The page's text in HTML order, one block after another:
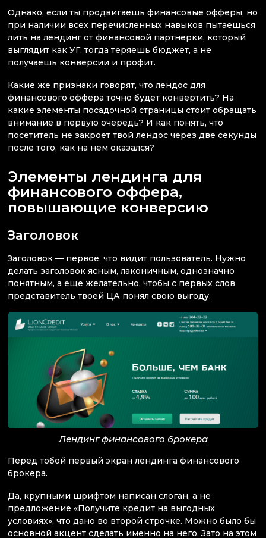
Однако, если ты продвигаешь финансовые офферы, но
при наличии всех перечисленных навыков пытаешься
лить на лендинг от финансовой партнерки, который
выглядит как УГ, тогда теряешь бюджет, а не
получаешь конверсии и профит.
Какие же признаки говорят, что лендос для
финансового оффера точно будет конвертить? На
какие элементы посадочной страницы стоит обращать
внимание в первую очередь? И как понять, что
посетитель не закроет твой лендос через две секунды
после того, как на нем оказался?
Элементы лендинга для
финансового оффера,
повышающие конверсию
Заголовок
Заголовок — первое, что видит пользователь. Нужно
делать заголовок ясным, лаконичным, однозначно
понятным, а еще желательно, чтобы с первых слов
представитель твоей ЦА понял свою выгоду.
Лендинг финансового брокера
Перед тобой первый экран лендинга финансового
брокера.
Да, крупными шрифтом написан слоган, а не
предложение «Получите кредит на выгодных
условиях», что дано во второй строчке. Можно было бы
основной акцент сделать именно на него. Зато на этом